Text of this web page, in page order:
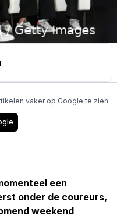
vaker op Google te zien
een
onder de coureurs,
weekend